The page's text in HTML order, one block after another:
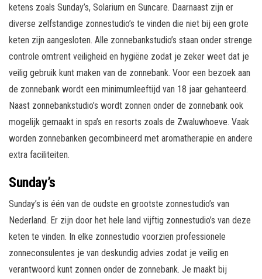
ketens zoals Sunday’s, Solarium en Suncare. Daarnaast zijn er
diverse zelfstandige zonnestudio’s te vinden die niet bij een grote
keten zijn aangesloten. Alle zonnebankstudio’s staan onder strenge
controle omtrent veiligheid en hygiëne zodat je zeker weet dat je
veilig gebruik kunt maken van de zonnebank. Voor een bezoek aan
de zonnebank wordt een minimumleeftijd van 18 jaar gehanteerd.
Naast zonnebankstudio’s wordt zonnen onder de zonnebank ook
mogelijk gemaakt in spa’s en resorts zoals de Zwaluwhoeve. Vaak
worden zonnebanken gecombineerd met aromatherapie en andere
extra faciliteiten.
Sunday’s
Sunday’s is één van de oudste en grootste zonnestudio’s van
Nederland. Er zijn door het hele land vijftig zonnestudio’s van deze
keten te vinden. In elke zonnestudio voorzien professionele
zonneconsulentes je van deskundig advies zodat je veilig en
verantwoord kunt zonnen onder de zonnebank. Je maakt bij